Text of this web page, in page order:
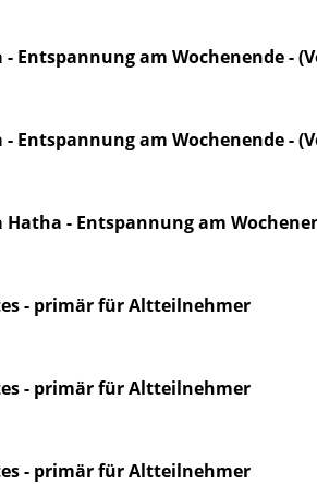
- Entspannung am Wochenende -
- Entspannung am Wochenende -
Hatha - Entspannung am
- primär für Altteilnehmer
- primär für Altteilnehmer
- primär für Altteilnehmer